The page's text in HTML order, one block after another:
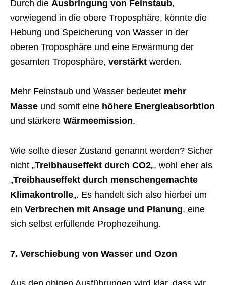
Durch die Ausbringung von Feinstaub,
vorwiegend in die obere Troposphäre, könnte die
Hebung und Speicherung von Wasser in der
oberen Troposphäre und eine Erwärmung der
gesamten Troposphäre, verstärkt werden.
Mehr Feinstaub und Wasser bedeutet mehr
Masse und somit eine höhere Energieabsorbtion
und stärkere Wärmeemission.
Wie sollte dieser Zustand genannt werden? Sicher
nicht „Treibhauseffekt durch CO2„, wohl eher als
„Treibhauseffekt durch menschengemachte
Klimakontrolle„. Es handelt sich also hierbei um
ein Verbrechen mit Ansage und Planung, eine
sich selbst erfüllende Prophezeihung.
7. Verschiebung von Wasser und Ozon